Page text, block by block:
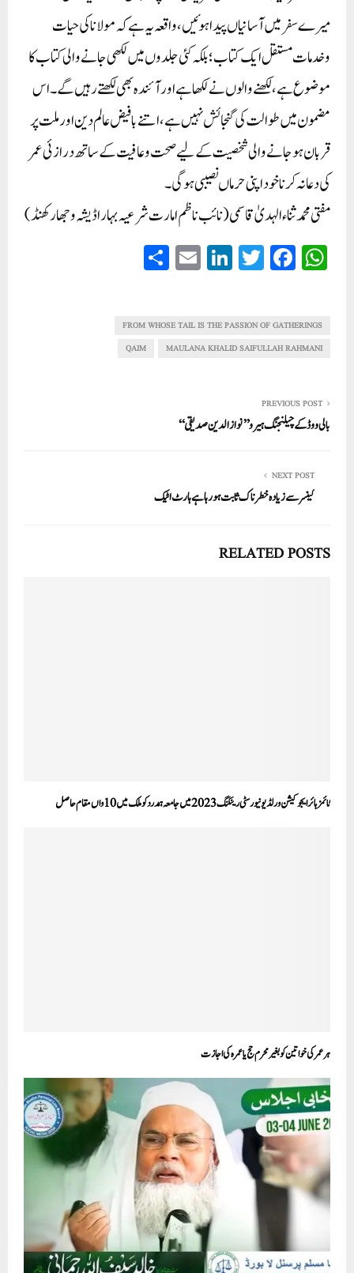
میرے سفر میں آسانیاں پیدا ہوئیں، واقعہ یہ ہے کہ مولانا کی حیات
وخدمات مستقل ایک کتاب ؛ بلکہ کئی جلدوں میں لکھی جانے والی کتاب کا
موضوع ہے، لکھنے والوں نے لکھا ہے اور آئندہ بھی لکھتے رہیں گے۔اس
مضمون میں طوالت کی گنجائش نہیں ہے، اتنے بافیض عالم دین اور ملت پر
قربان ہوجانے والی شخصیت کے لیے صحت و عافیت کے ساتھ درازئی عمر
کی دعا نہ کرنا خود اپنی حرماں نصیبی ہوگی۔
مفتی محمد ثناء الہدیٰ قاسمی (نائب ناظم امارت شرعیہ بہار اڈیشہ وجھارکھنڈ)
W
A
pp
Fa
ok
T
r
Li
In
E
FROM WHOSE TAIL IS THE PASSION OF GATHERINGS
MAULANA KHALID SAIFULLAH RAHMANI
QAIM
PREVIOUS POST
بالی ووڈ کے چیلنجنگ ہیرو’’نواز الدین صدیقی ‘‘
NEXT POST
کینسر سے زیادہ خطرناک ثابت ہورہا ہے ہارٹ اٹیک
RELATED POSTS
ٹائمز ہائر ایجوکیشن ورلڈ یونیورسٹی رینکنگ 2023میں جامعہ ہمدرد کو ملک میں 10واں مقام حاصل
ہر عمر کی خواتین کو بغیر محرم حج یا عمرہ کی اجازت